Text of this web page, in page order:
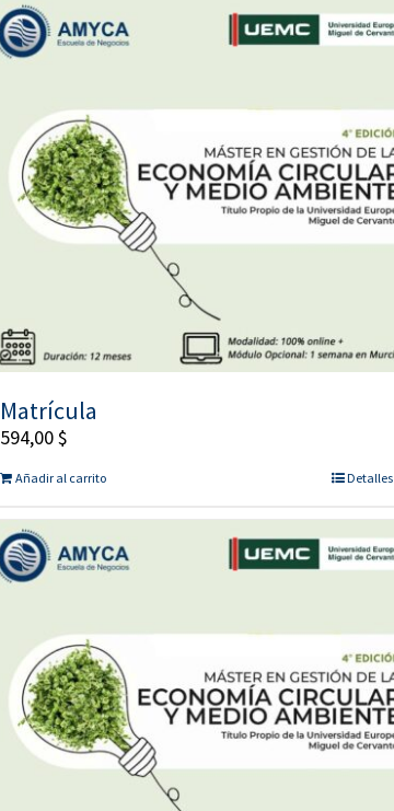
Matrícula
594,00$
Añadir al carrito Detalles